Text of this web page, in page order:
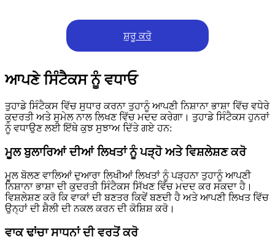
ਸ਼ੁਰੂ ਕਰੋ
ਆਪਣੇ ਸਿੰਟੈਕਸ ਨੂੰ ਵਧਾਓ
ਤੁਹਾਡੇ ਸਿੰਟੈਕਸ ਵਿੱਚ ਸੁਧਾਰ ਕਰਨਾ ਤੁਹਾਨੂੰ ਆਪਣੀ ਨਿਸ਼ਾਨਾ ਭਾਸ਼ਾ ਵਿੱਚ ਵਧੇਰੇ
ਕੁਦਰਤੀ ਅਤੇ ਸੁਮੇਲ ਨਾਲ ਲਿਖਣ ਵਿੱਚ ਮਦਦ ਕਰੇਗਾ। ਤੁਹਾਡੇ ਸਿੰਟੈਕਸ ਹੁਨਰਾਂ
ਨੂੰ ਵਧਾਉਣ ਲਈ ਇੱਥੇ ਕੁਝ ਸੁਝਾਅ ਦਿੱਤੇ ਗਏ ਹਨ:
ਮੂਲ ਬੁਲਾਰਿਆਂ ਦੀਆਂ ਲਿਖਤਾਂ ਨੂੰ ਪੜ੍ਹੋ ਅਤੇ ਵਿਸ਼ਲੇਸ਼ਣ ਕਰੋ
ਮੂਲ ਬੋਲਣ ਵਾਲਿਆਂ ਦੁਆਰਾ ਲਿਖੀਆਂ ਲਿਖਤਾਂ ਨੂੰ ਪੜ੍ਹਨਾ ਤੁਹਾਨੂੰ ਆਪਣੀ
ਨਿਸ਼ਾਨਾ ਭਾਸ਼ਾ ਦੀ ਕੁਦਰਤੀ ਸਿੰਟੈਕਸ ਸਿੱਖਣ ਵਿੱਚ ਮਦਦ ਕਰ ਸਕਦਾ ਹੈ।
ਵਿਸ਼ਲੇਸ਼ਣ ਕਰੋ ਕਿ ਵਾਕਾਂ ਦੀ ਬਣਤਰ ਕਿਵੇਂ ਬਣਦੀ ਹੈ ਅਤੇ ਆਪਣੀ ਲਿਖਤ ਵਿੱਚ
ਉਨ੍ਹਾਂ ਦੀ ਸ਼ੈਲੀ ਦੀ ਨਕਲ ਕਰਨ ਦੀ ਕੋਸ਼ਿਸ਼ ਕਰੋ।
ਵਾਕ ਢਾਂਚਾ ਸਾਧਨਾਂ ਦੀ ਵਰਤੋਂ ਕਰੋ